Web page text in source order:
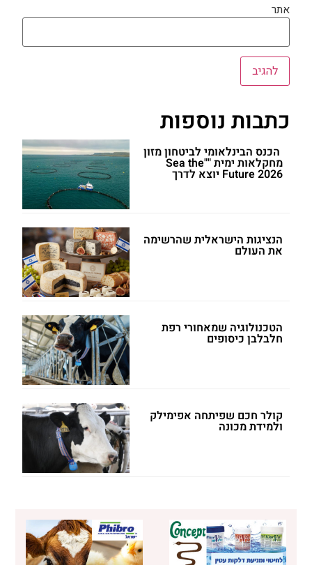
אתר
כתבות נוספות
הכנס הבינלאומי לביטחון מזון
מחקלאות ימית ""Sea the
Future 2026 יוצא לדרך
הנציגות הישראלית שהרשימה
את העולם
הטכנולוגיה שמאחורי רפת
חלבלבן כיסופים
קולר חכם שפיתחה אפימילק
ולמידת מכונה